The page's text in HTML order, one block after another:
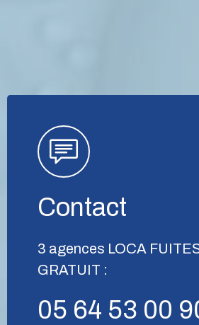
Contact
3 agences LOCA
GRATUIT :
05 64 53 00